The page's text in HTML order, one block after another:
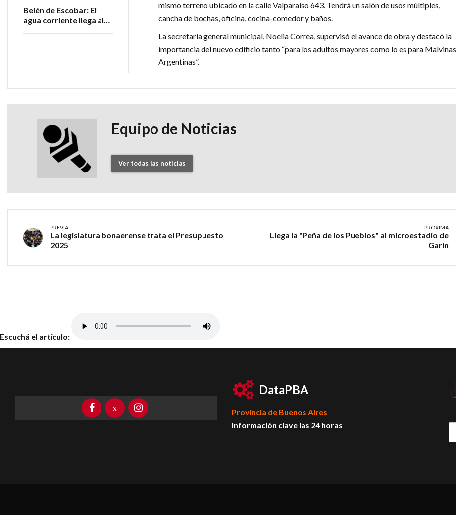
Belén de Escobar: El
agua corriente llega al
mismo terreno ubicado en la calle Valparaíso 643. Tendrá un salón de usos múltiples,
cancha de bochas, oficina, cocina-comedor y baños.
La secretaria general municipal, Noelia Correa, supervisó el avance de obra y destacó la
importancia del nuevo edificio tanto “para los adultos mayores como lo es para Malvinas
Argentinas”.
Equipo de Noticias
Ver todas las noticias
PREVIA
La legislatura bonaerense trata el Presupuesto
2025
PRÓXIMA
Llega la "Peña de los Pueblos" al microestadio de
Garín
Escuchá el artículo:
DataPBA
Provincia de Buenos Aires
Información clave las 24 horas